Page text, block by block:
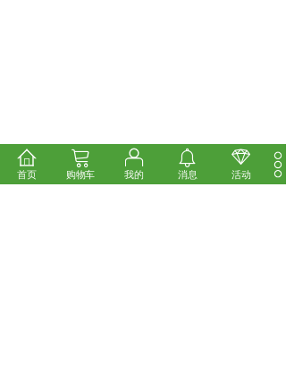
首页 购物车 我的 消息 活动